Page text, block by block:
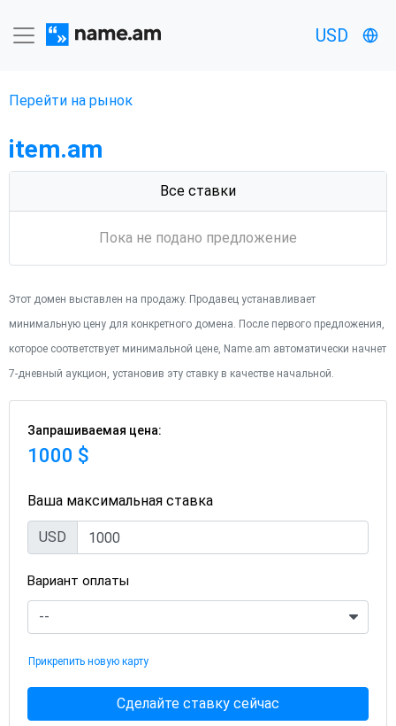
USD
Перейти на рынок
item.am
Все ставки
Пока не подано предложение
Этот домен выставлен на продажу. Продавец устанавливает
минимальную цену для конкретного домена. После первого предложения,
которое соответствует минимальной цене, Name.am автоматически начнет
7-дневный аукцион, установив эту ставку в качестве начальной.
Запрашиваемая цена:
1000 $
Ваша максимальная ставка
USD
Вариант оплаты
Прикрепить новую карту
Сделайте ставку сейчас